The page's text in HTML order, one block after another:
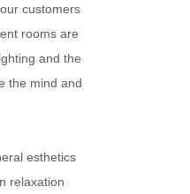
customers
rooms are
and the
the mind and
esthetics
relaxation